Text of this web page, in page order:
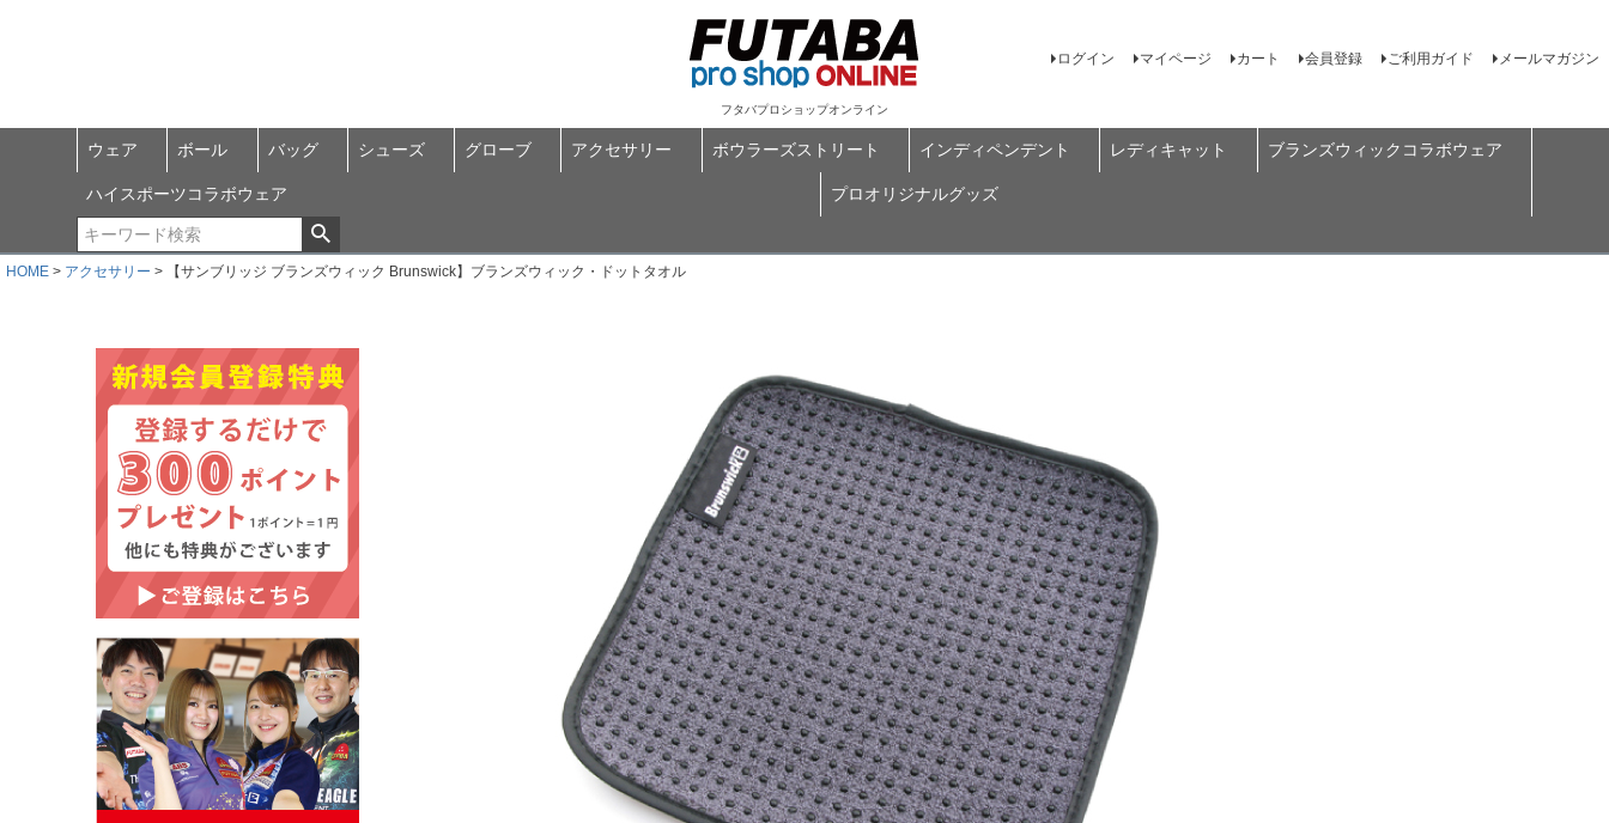
フタバプロショップオンライン
ログイン マイページ カート 会員登録 ご利用ガイド メールマガジン
ウェア ボール バッグ シューズ グローブ アクセサリー ボウラーズストリート インディペンデント レディキャット ブランズウィックコラボウェア
ハイスポーツコラボウェア プロオリジナルグッズ
HOME アクセサリー 【サンブリッジ ブランズウィック Brunswick】ブランズウィック・ドットタオル